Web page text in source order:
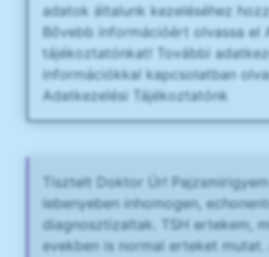
adatok általunk kezeléséhez
Bővebb információért olvassa el
tájékoztatónkat! További
információkkal kapcsolatban
Adatkezelési Tájékoztatónk
Tisztelt Doktor Úr!
lebenyeben inhomogen,
diagnosztizaltak. TSH ertekem,
evekben is normal erteket mutat.